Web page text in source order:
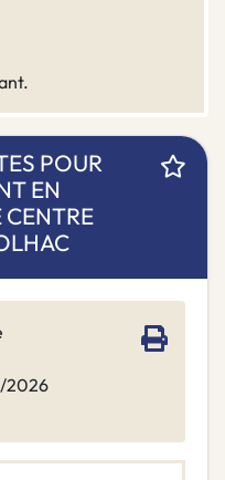
POUR
EN
CENTRE
2026